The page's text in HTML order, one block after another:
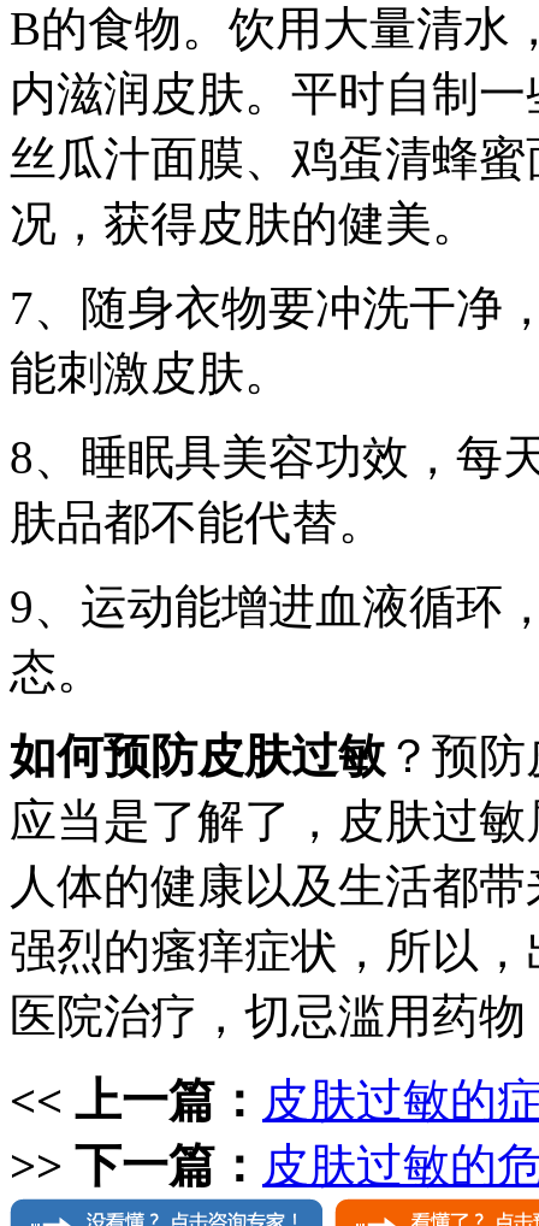
B的食物。饮用大量清水
内滋润皮肤。平时自制
丝瓜汁面膜、鸡蛋清蜂
况，获得皮肤的健美。
7、随身衣物要冲洗干净
能刺激皮肤。
8、睡眠具美容功效，每
肤品都不能代替。
9、运动能增进血液循环
态。
如何预防皮肤过敏 ？预
应当是了解了，皮肤过
人体的健康以及生活都
强烈的瘙痒症状，所以
医院治疗，切忌滥用药物
<< 上一篇： 皮肤过敏的
>> 下一篇： 皮肤过敏的